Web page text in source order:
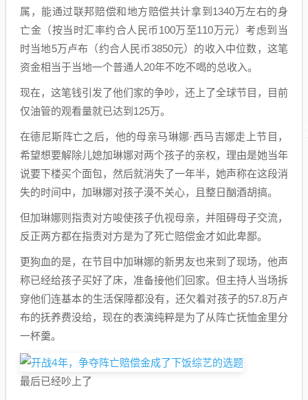
属，能通过联邦赔偿和地方赔偿共计拿到1340万左右的身
亡金（按当时汇率约合人民币100万至110万元）考虑到当
时当地5万卢布（约合人民币3850元）的收入中位数，这笔
资金相当于当地一个普通人20年不吃不喝的总收入。
现在，这笔钱引发了他们家的争吵，还上了全球节目，目前
仅油管的观看量就已达到125万。
在德尼斯阵亡之后，他的母亲马琳娜·西马吉娜走上节目，
希望想要解除儿媳加琳娜对两个孩子的亲权，理由是她当年
说要下楼买个面包，然后就消失了一年半，她声称在这段消
失的时间中，加琳娜对孩子漠不关心，且整日酗酒胡搞。
但加琳娜则指责对方唆使孩子仇视母亲，并阻碍母子交流，
反正两方都在指责对方是为了死亡赔偿金才如此卑鄙。
更狗血的是，在节目中加琳娜的新男友也来到了现场，他声
称已经给孩子买好了床，准备接他们回家。但主持人当场拆
穿他们连基本的生活保障都没有，还欠着对孩子的57.8万卢
布的抚养费没给，现在的表演纯粹是为了从阵亡抚恤金里分
一杯羹。
最后已经吵上了